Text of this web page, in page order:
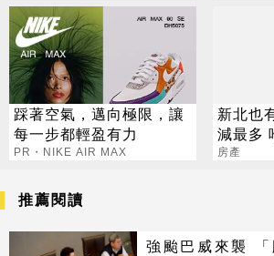
踩著空氣，邁向極限，讓
每一步都輕盈有力
PR・NIKE AIR MAX
新北也
減最多
多人
房產
推薦閱讀
強颱巴威來襲